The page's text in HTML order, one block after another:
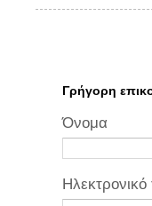
Γρήγορη
Όνομα
Ηλεκτρονικό